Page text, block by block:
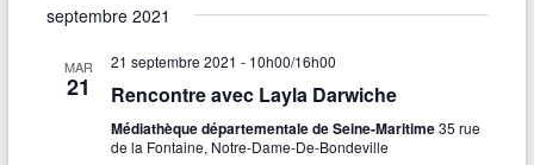
n
e
v
m
t
septembre 2021
MAR
21
21 septembre 2021 - 10h00/16h00
Rencontre avec Layla Darwiche
Médiathèque départementale de Seine-Maritime35 rue
de la Fontaine, Notre-Dame-De-Bondeville